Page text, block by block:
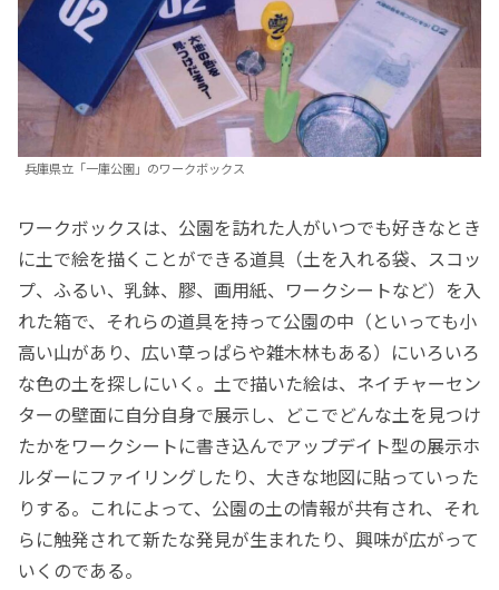
兵庫県立「一庫公園」のワークボックス
ワークボックスは、公園を訪れた人がいつでも好きなとき
に土で絵を描くことができる道具（土を入れる袋、スコッ
プ、ふるい、乳鉢、膠、画用紙、ワークシートなど）を入
れた箱で、それらの道具を持って公園の中（といっても小
高い山があり、広い草っぱらや雑木林もある）にいろいろ
な色の土を探しにいく。土で描いた絵は、ネイチャーセン
ターの壁面に自分自身で展示し、どこでどんな土を見つけ
たかをワークシートに書き込んでアップデイト型の展示ホ
ルダーにファイリングしたり、大きな地図に貼っていった
りする。これによって、公園の土の情報が共有され、それ
らに触発されて新たな発見が生まれたり、興味が広がって
いくのである。